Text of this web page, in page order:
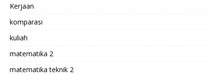
Kerjaan
komparasi
kuliah
matematika 2
matematika teknik 2